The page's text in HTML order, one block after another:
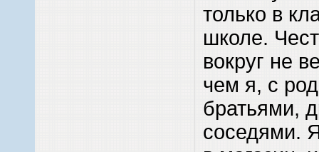
только в
школе.
вокруг не
чем я, с
братьями,
соседями.